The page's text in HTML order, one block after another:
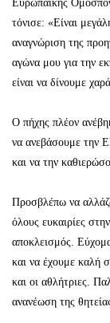
Ευρωπαϊκής
τόνισε: «Είναι
αναγνώριση της
αγώνα μου για την
είναι να δίνουμε
Ο πήχης πλέον
να ανεβάσουμε την
και να την
Προσβλέπω να
όλους ευκαιρίες
αποκλεισμός.
και να έχουμε καλή
και οι αθλήτριες.
ανανέωση της